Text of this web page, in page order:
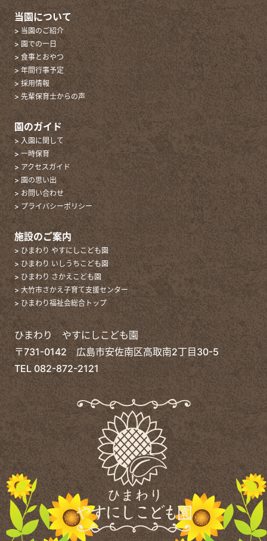
当園について
> 当園のご紹介
> 園での一日
> 食事とおやつ
> 年間行事予定
> 採用情報
> 先輩保育士からの声
園のガイド
> 入園に関して
> 一時保育
> アクセスガイド
> 園の思い出
> お問い合わせ
> プライバシーポリシー
施設のご案内
> ひまわり やすにしこども園
> ひまわり いしうちこども園
> ひまわり さかえこども園
> 大竹市さかえ子育て支援センター
> ひまわり福祉会総合トップ
ひまわり やすにしこども園
〒731-0142 広島市安佐南区高取南2丁目30-5
TEL082-872-2121